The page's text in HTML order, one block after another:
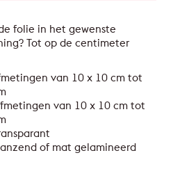
folie in het gewenste
Tot op de centimeter
van 10 x 10 cm tot
van 10 x 10 cm tot
of mat gelamineerd